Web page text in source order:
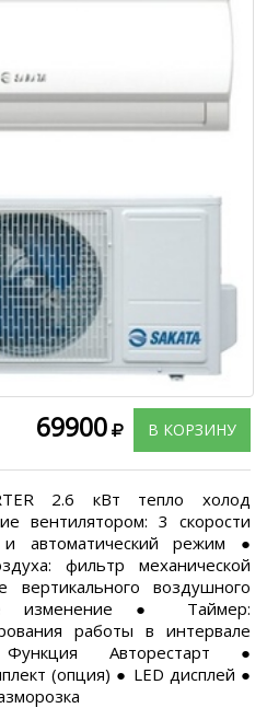
В КОРЗИНУ
69900
2.6 кВт тепло холод
вентилятором: 3 скорости
автоматический режим ●
фильтр механической
воздушного
изменение ● Таймер:
работы в интервале
Авторестарт ●
(опция) ● LED дисплей ●